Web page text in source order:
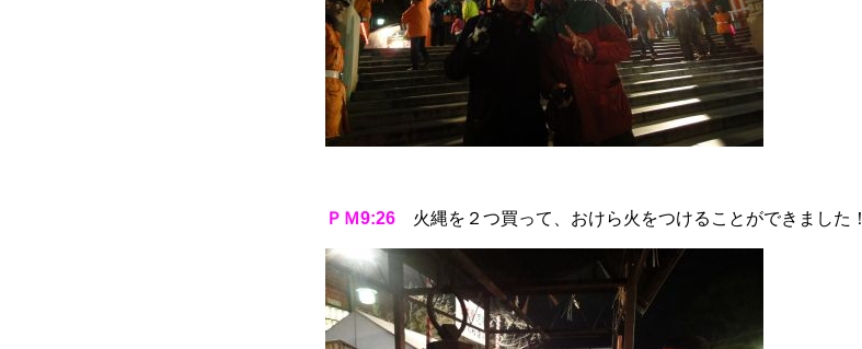
ＰＭ9:26 火縄を２つ買って、おけら火をつけることができました！